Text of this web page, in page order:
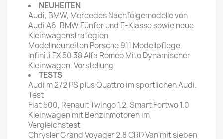
NEUHEITEN
Audi, BMW, Mercedes Nachfolgemodelle von
Audi A6, BMW Fünfer und E-Klasse sowie neue
Kleinwagenstrategien
Modellneuheiten Porsche 911 Modellpflege,
lnfiniti FX 50 38 Alfa Romeo Mito Dynamischer
Kleinwagen. Vorstellung
TESTS
Audi m 272 PS plus Quattro im sportlichen Audi.
Test
Fiat 500, Renault Twingo 1.2, Smart Fortwo 1.0
Kleinwagen mit Benzinmotoren im
Vergleichstest
Chrysler Grand Voyager 2.8 CRD Van mit sieben